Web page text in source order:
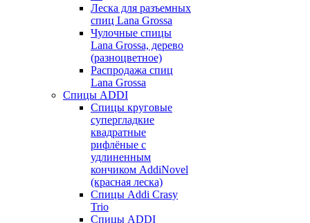
Леска для разъемных
спиц Lana Grossa
Чулочные спицы
Lana Grossa, дерево
(разноцветное)
Распродажа спиц
Lana Grossa
Спицы ADDI
Спицы круговые
супергладкие
квадратные
рифлёные с
удлиненным
кончиком AddiNovel
(красная леска)
Спицы Addi Crasy
Trio
Спицы ADDI